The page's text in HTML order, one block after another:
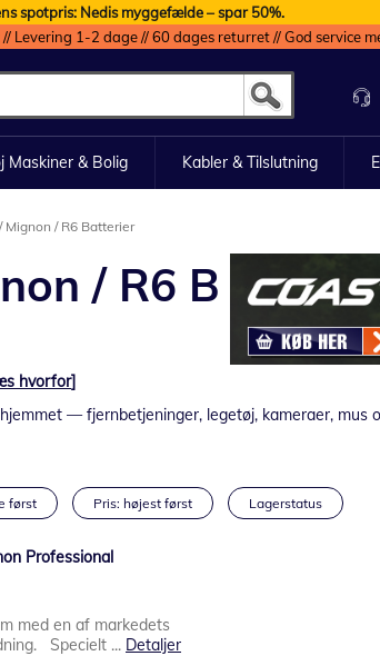
spotpris: Nedis myggefælde – spar 50%.
Levering 1-2 dage // 60 dages returret // God service
Maskiner & Bolig Kabler & Tilslutning
/ R6 Batterier
/ R6 B
hvorfor]
— fjernbetjeninger, legetøj, kameraer,
først Pris: højest først Lagerstatus
Professional
med en af markedets
Specielt ... Detaljer